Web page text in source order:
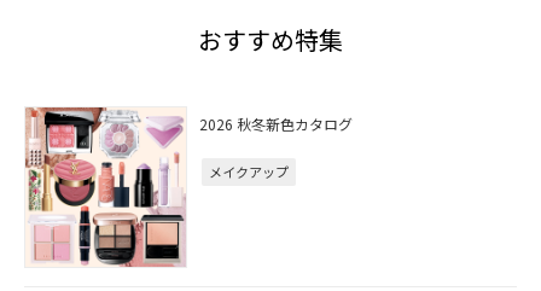
おすすめ特集
2026 秋冬新色カタログ
メイクアップ